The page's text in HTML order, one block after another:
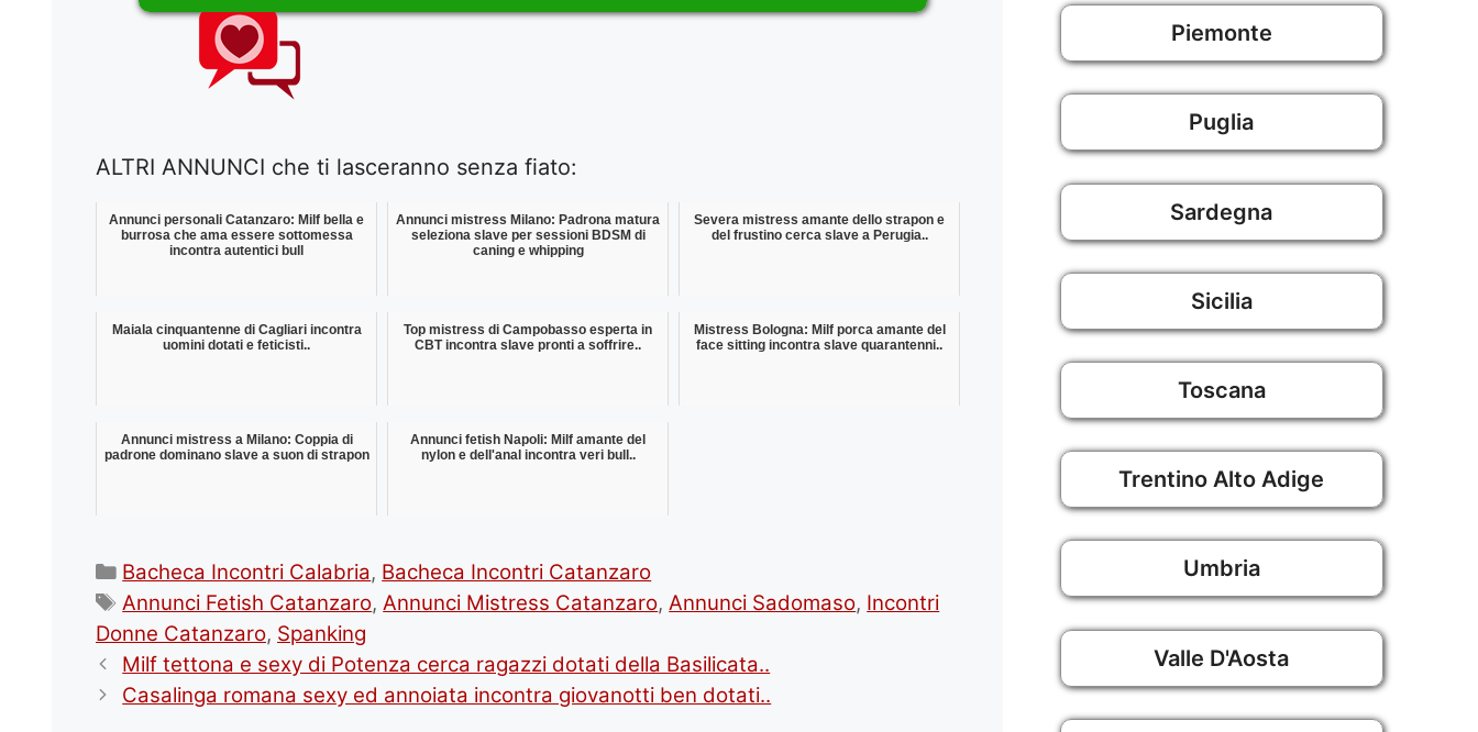
ALTRI ANNUNCI che ti lasceranno senza fiato:
Annunci personali Catanzaro: Milf bella e
burrosa che ama essere sottomessa
incontra autentici bull
Annunci mistress Milano: Padrona matura
seleziona slave per sessioni BDSM di
caning e whipping
Severa mistress amante dello strapon e
del frustino cerca slave a Perugia..
Maiala cinquantenne di Cagliari incontra
uomini dotati e feticisti..
Top mistress di Campobasso esperta in
CBT incontra slave pronti a soffrire..
Mistress Bologna: Milf porca amante del
face sitting incontra slave quarantenni..
Annunci mistress a Milano: Coppia di
padrone dominano slave a suon di strapon
Annunci fetish Napoli: Milf amante del
nylon e dell'anal incontra veri bull..
Categorie
Bacheca Incontri Calabria, Bacheca Incontri Catanzaro
Tag
Annunci Fetish Catanzaro, Annunci Mistress Catanzaro, Annunci Sadomaso, Incontri
Donne Catanzaro, Spanking
Milf tettona e sexy di Potenza cerca ragazzi dotati della Basilicata..
Casalinga romana sexy ed annoiata incontra giovanotti ben dotati..
Piemonte
Puglia
Sardegna
Sicilia
Toscana
Trentino Alto Adige
Umbria
Valle D'Aosta